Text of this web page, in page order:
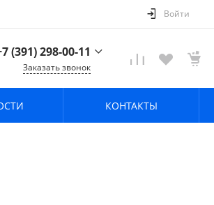
Войти
(391) 298-00-11
Красноярск, пер.
Заказать звонок
КОНТАКТЫ